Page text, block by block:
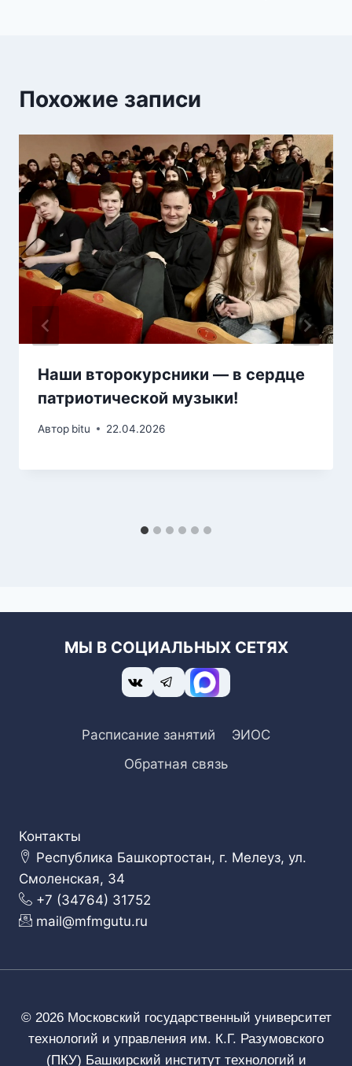
Похожие записи
Наши второкурсники — в сердце
патриотической музыки!
Автор bitu 22.04.2026
МЫ В СОЦИАЛЬНЫХ СЕТЯХ
Расписание занятий
ЭИОС
Обратная связь
Контакты
Республика Башкортостан, г. Мелеуз, ул.
Смоленская, 34
+7 (34764) 31752
mail@mfmgutu.ru
© 2026 Московский государственный университет
технологий и управления им. К.Г. Разумовского
(ПКУ) Башкирский институт технологий и